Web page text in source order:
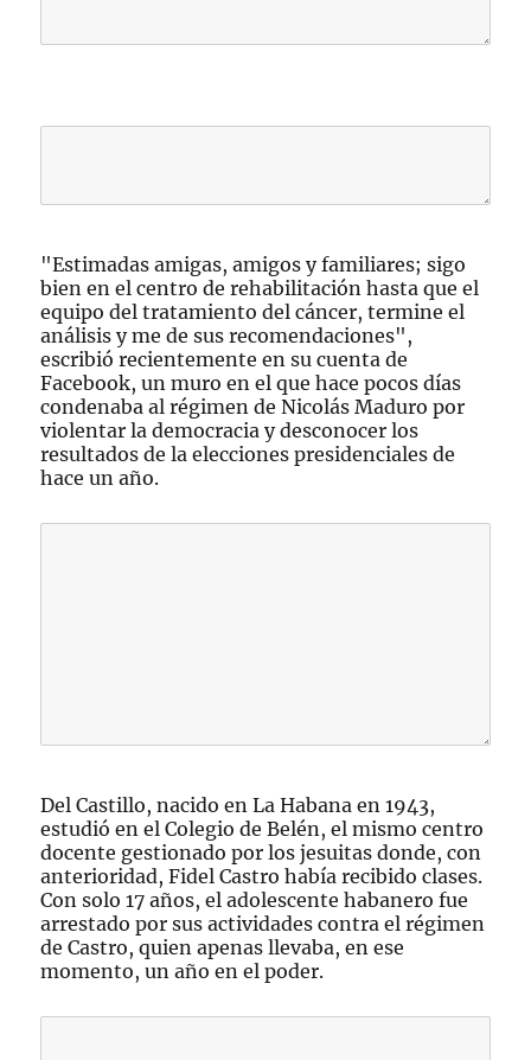
"Estimadas amigas, amigos y familiares; sigo
bien en el centro de rehabilitación hasta que el
equipo del tratamiento del cáncer, termine el
análisis y me de sus recomendaciones",
escribió recientemente en su cuenta de
Facebook, un muro en el que hace pocos días
condenaba al régimen de Nicolás Maduro por
violentar la democracia y desconocer los
resultados de la elecciones presidenciales de
hace un año.
Del Castillo, nacido en La Habana en 1943,
estudió en el Colegio de Belén, el mismo centro
docente gestionado por los jesuitas donde, con
anterioridad, Fidel Castro había recibido clases.
Con solo 17 años, el adolescente habanero fue
arrestado por sus actividades contra el régimen
de Castro, quien apenas llevaba, en ese
momento, un año en el poder.